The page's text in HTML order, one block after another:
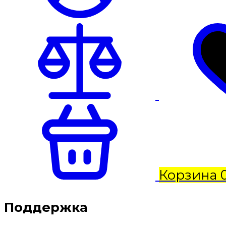
Корзина
Поддержка